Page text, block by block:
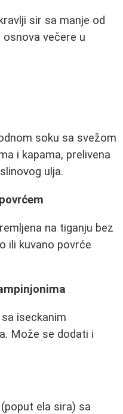
sir sa manje od
večere u
soku sa svežom
i kapama, prelivena
ulja.
na tiganju bez
ili kuvano povrće
iseckanim
Može se dodati i
ela sira) sa